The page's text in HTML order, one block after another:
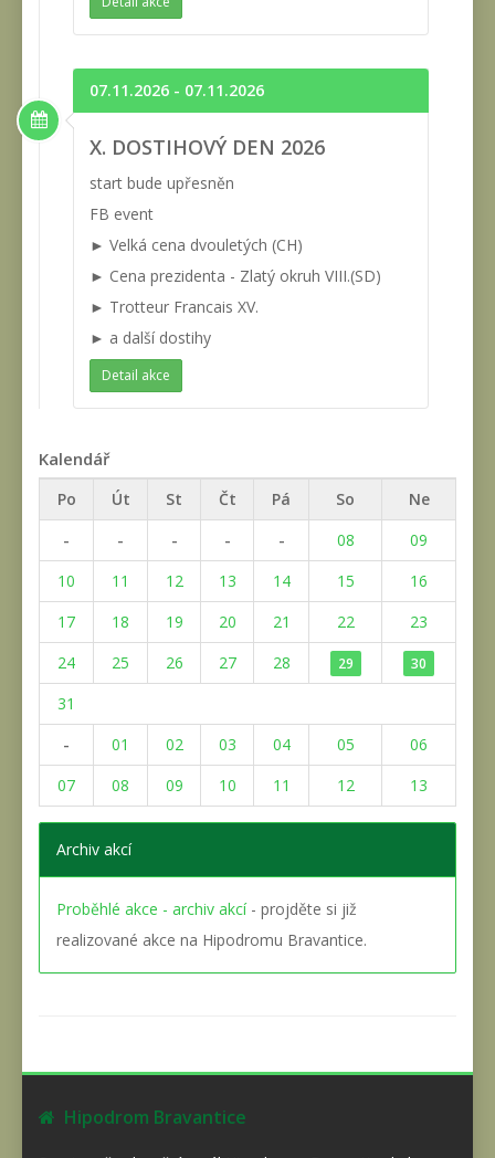
07.11.2026 - 07.11.2026
X. DOSTIHOVÝ DEN 2026
start bude upřesněn
FB event
► Velká cena dvouletých (CH)
► Cena prezidenta - Zlatý okruh VIII.(SD)
► Trotteur Francais XV.
► a další dostihy
Detail akce
Kalendář
Po Út St Čt Pá So
Ne
-
- - - - 08
09
10
11 12 13 14 15
16
17
18 19 20 21 22
23
24
25 26 27 28 29 30
31
-
01 02 03 04 05
06
07
08 09 10 11 12 13
Archiv akcí
Proběhlé akce - archiv akcí- projděte si již
realizované akce na Hipodromu Bravantice.
Hipodrom Bravantice